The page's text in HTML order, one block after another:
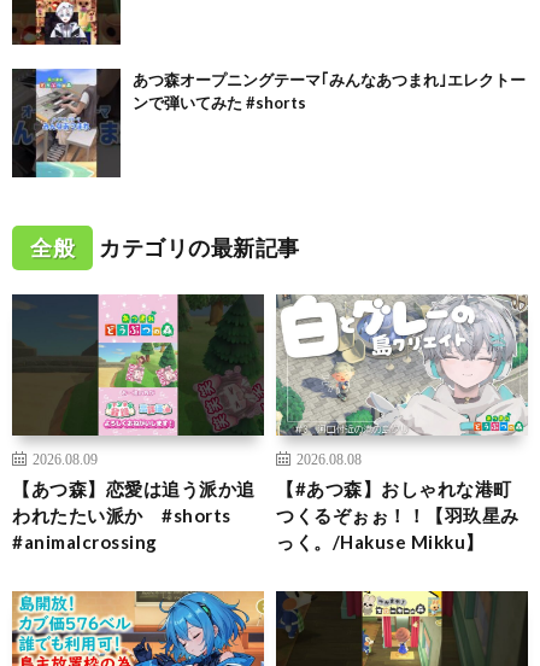
あつ森オープニングテーマ｢みんなあつまれ｣エレクトー
ンで弾いてみた #shorts
全般 カテゴリの最新記事
2026.08.09
【あつ森】恋愛は追う派か追
われたたい派か #shorts
#animalcrossing
2026.08.08
【#あつ森】おしゃれな港町
つくるぞぉぉ！！【羽玖星み
っく。/Hakuse Mikku】